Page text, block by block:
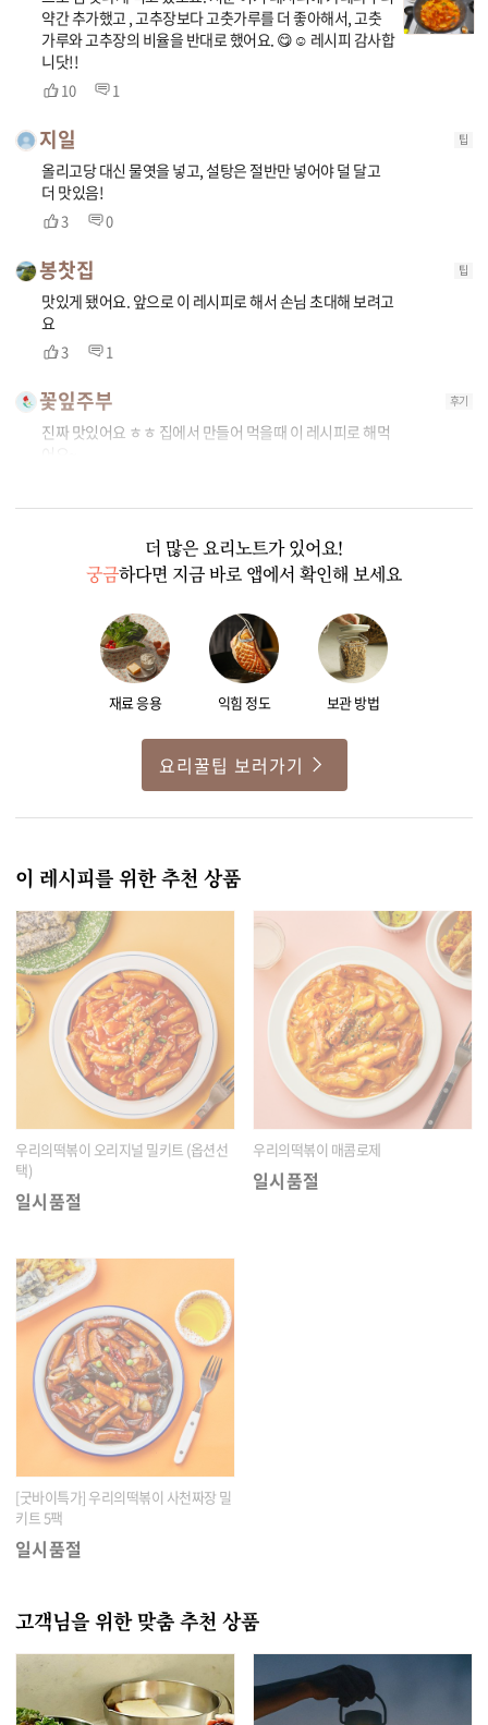
약간 추가했고 , 고추장보다 고춧가루를 더 좋아해서, 고춧
가루와 고추장의 비율을 반대로 했어요. 😋☺️ 레시피 감사합
니닷!!
10 1
지일 팁
올리고당 대신 물엿을 넣고, 설탕은 절반만 넣어야 덜 달고
더 맛있음!
3 0
봉찻집 팁
맛있게 됐어요. 앞으로 이 레시피로 해서 손님 초대해 보려고
요
3 1
꽃잎주부 후기
진짜 맛있어요 ㅎㅎ 집에서 만들어 먹을때 이 레시피로 해먹
더 많은 요리노트가 있어요!
궁금하다면 지금 바로 앱에서 확인해 보세요
재료 응용 익힘 정도 보관 방법
요리꿀팁 보러가기
이 레시피를 위한 추천 상품
우리의떡볶이 오리지널 밀키트 (옵션선
택)
일시품절
우리의떡볶이 매콤로제
일시품절
[굿바이특가] 우리의떡볶이 사천짜장 밀
키트 5팩
일시품절
고객님을 위한 맞춤 추천 상품